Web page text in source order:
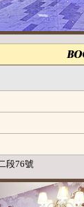
段76號